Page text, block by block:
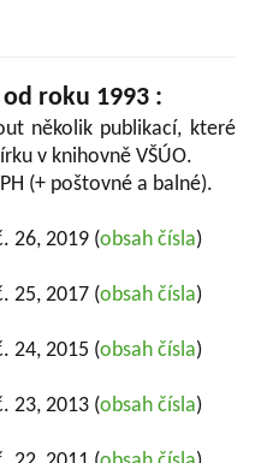
roku 1993 :
několik publikací, které
v knihovně VŠÚO.
(+ poštovné a balné).
26, 2019 (obsah čísla)
25, 2017 (obsah čísla)
24, 2015 (obsah čísla)
23, 2013 (obsah čísla)